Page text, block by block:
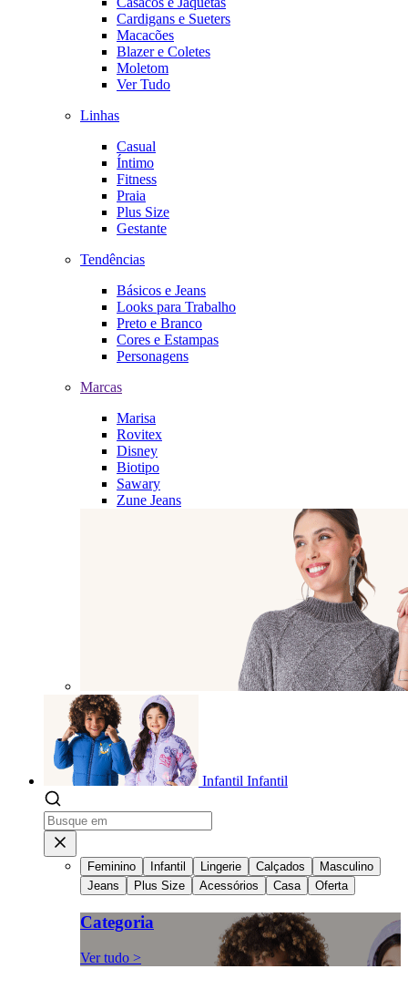
Cardigans e Sueters
Macacões
Blazer e Coletes
Moletom
Ver Tudo
Linhas
Casual
Íntimo
Fitness
Praia
Plus Size
Gestante
Tendências
Básicos e Jeans
Looks para Trabalho
Preto e Branco
Cores e Estampas
Personagens
Marcas
Marisa
Rovitex
Disney
Biotipo
Sawary
Zune Jeans
Infantil Infantil
Feminino Infantil Lingerie Calçados
Masculino
Jeans
Plus Size Acessórios Casa Oferta
Categoria
Ver tudo >